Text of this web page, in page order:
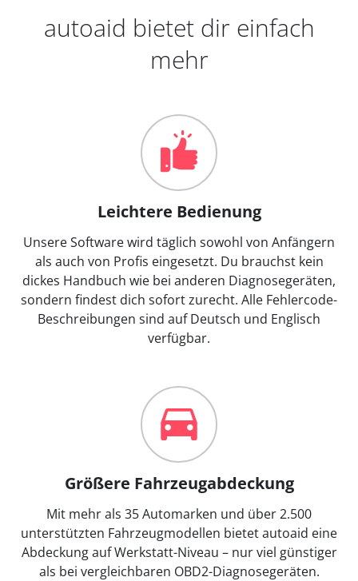
autoaid bietet dir einfach
mehr
Leichtere Bedienung
Unsere Software wird täglich sowohl von Anfängern
als auch von Profis eingesetzt. Du brauchst kein
dickes Handbuch wie bei anderen Diagnosegeräten,
sondern findest dich sofort zurecht. Alle Fehlercode-
Beschreibungen sind auf Deutsch und Englisch
verfügbar.
Größere Fahrzeugabdeckung
Mit mehr als 35 Automarken und über 2.500
unterstützten Fahrzeugmodellen bietet autoaid eine
Abdeckung auf Werkstatt-Niveau – nur viel günstiger
als bei vergleichbaren OBD2-Diagnosegeräten.